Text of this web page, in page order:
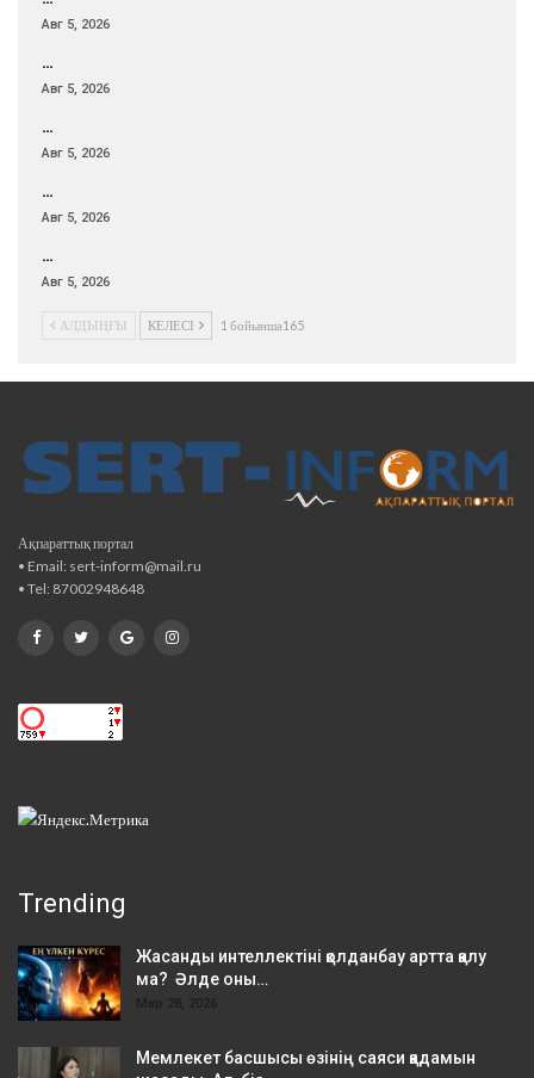
Авг 5, 2026
…
Авг 5, 2026
…
Авг 5, 2026
…
Авг 5, 2026
…
Авг 5, 2026
АЛДЫҢҒЫ КЕЛЕСІ 1 бойынша165
Ақпараттық портал
• Email: sert-inform@mail.ru
• Tel: 87002948648
Trending
Жасанды интеллектіні қолданбау артта қалу
ма? Әлде оны…
Мар 28, 2026
Мемлекет басшысы өзінің саяси қадамын